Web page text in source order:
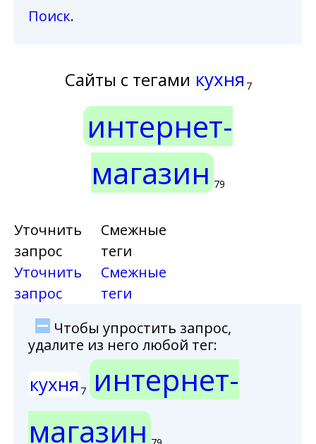
Поиск.
Сайты с тегами кухня 7
интернет-
магазин 79
Уточнить
запрос
Уточнить
запрос
Смежные
теги
Смежные
теги
Чтобы упростить запрос,
удалите из него любой тег:
кухня 7
интернет-
магазин